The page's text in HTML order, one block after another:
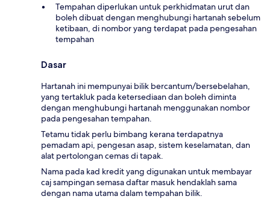
Tempahan diperlukan untuk perkhidmatan urut dan
boleh dibuat dengan menghubungi hartanah sebelum
ketibaan, di nombor yang terdapat pada pengesahan
tempahan
Dasar
Hartanah ini mempunyai bilik bercantum/bersebelahan,
yang tertakluk pada ketersediaan dan boleh diminta
dengan menghubungi hartanah menggunakan nombor
pada pengesahan tempahan.
Tetamu tidak perlu bimbang kerana terdapatnya
pemadam api, pengesan asap, sistem keselamatan, dan
alat pertolongan cemas di tapak.
Nama pada kad kredit yang digunakan untuk membayar
caj sampingan semasa daftar masuk hendaklah sama
dengan nama utama dalam tempahan bilik.